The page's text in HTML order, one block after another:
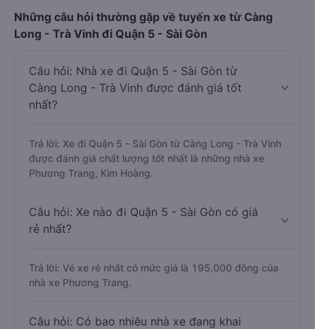
Những câu hỏi thường gặp về tuyến xe từ Càng
Long - Trà Vinh đi Quận 5 - Sài Gòn
Câu hỏi: Nhà xe đi Quận 5 - Sài Gòn từ
Càng Long - Trà Vinh được đánh giá tốt
nhất?
Trả lời: Xe đi Quận 5 - Sài Gòn từ Càng Long - Trà Vinh
được đánh giá chất lượng tốt nhất là những nhà xe
Phương Trang, Kim Hoàng.
Câu hỏi: Xe nào đi Quận 5 - Sài Gòn có giá
rẻ nhất?
Trả lời: Vé xe rẻ nhất có mức giá là 195.000 đồng của
nhà xe Phương Trang.
Câu hỏi: Có bao nhiêu nhà xe đang khai